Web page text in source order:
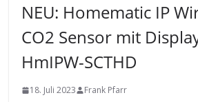
NEU: Homematic IP
CO2 Sensor mit
HmIPW-SCTHD
18. Juli 2023 Frank Pfarr